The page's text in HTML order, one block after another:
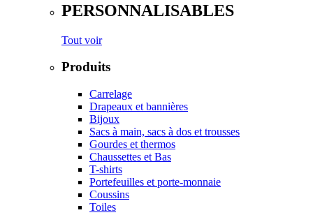
PERSONNALISABLES
Tout voir
Produits
Carrelage
Drapeaux et bannières
Bijoux
Sacs à main, sacs à dos et trousses
Gourdes et thermos
Chaussettes et Bas
T-shirts
Portefeuilles et porte-monnaie
Coussins
Toiles